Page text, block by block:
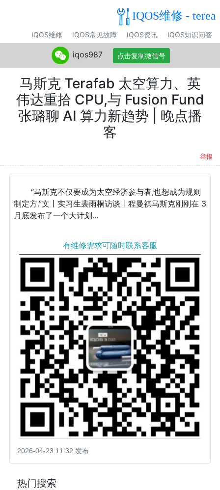
IQOS维修 - terea
IQOS维修 IQOS常见故障 IQOS资讯 IQOS知识问答
马斯克 Terafab 太空算力、英
伟达重拾 CPU,与 Fusion Fund
张璐聊 AI 算力新趋势 | 晚点播
客
举报
“马斯克不仅要成为太空经济参与者,也想成为规则
制定方.”文丨实习生裴雨桐访谈丨程曼祺马斯克刚刚在 3
月底发布了一个大计划...
有维修需求可随时联系客服
2026-04-23 11:32 发布
热门搜索
iqos987 点击复制微信号